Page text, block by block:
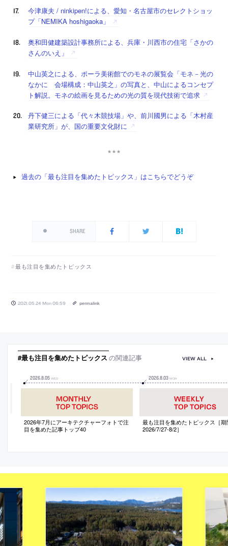
今津康夫 / ninkipen!による、愛知・名古屋市のセレクトショッ
プ「NEMIKA hoshigaoka」
奥和田健建築設計事務所による、兵庫・川西市の住宅「さかの
さんのいえ」
中山英之による、ポーラ美術館でのモネの展覧会「モネ－光の
なかに 会場構成：中山英之」の写真と、中山によるコンセプ
ト解説。モネの絵画を見るための光の質を現代技術で追求
丹下健三による「代々木競技場」や、前川國男による「木村産
業研究所」が、国の重要文化財に
過去の「最も注目を集めたトピックス」はこちらでどうぞ
SHARE
最も注目を集めたトピックス
2021.05.24 Mon 06:59 permalink
#最も注目を集めたトピックス の関連記事
2026.8.05 WED
2026年7月にアーキテクチャーフォトで注
目を集めた記事トップ40
2026.8.03 MON
最も注目を集めたトピックス［期
2026/7/27-8/2］
VIEW ALL